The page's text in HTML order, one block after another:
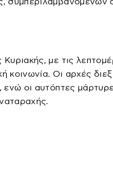
με τις
κοινωνία. Οι αρχές
ενώ οι αυτόπτες